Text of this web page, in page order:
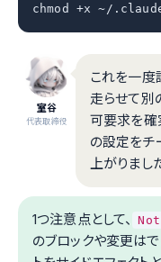
chmod +x ~/
室谷
代表取締役
これを一度
走らせて別
可要求を確
の設定をチ
上がりまし
1つ注意点として、
のブロックや変更はで